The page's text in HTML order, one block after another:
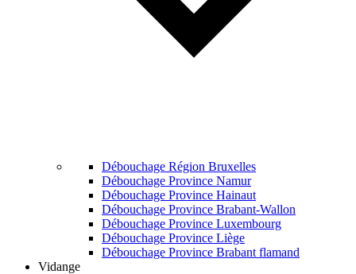
Débouchage Région Bruxelles
Débouchage Province Namur
Débouchage Province Hainaut
Débouchage Province Brabant-Wallon
Débouchage Province Luxembourg
Débouchage Province Liège
Débouchage Province Brabant flamand
Vidange